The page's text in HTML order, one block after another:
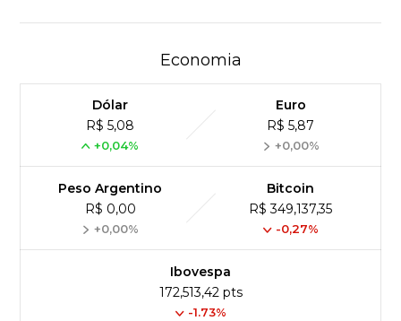
Economia
Dólar
R$ 5,08
+0,04%
Euro
R$ 5,87
+0,00%
Peso Argentino
R$ 0,00
+0,00%
Bitcoin
R$ 349,137,35
-0,27%
Ibovespa
172,513,42 pts
-1.73%